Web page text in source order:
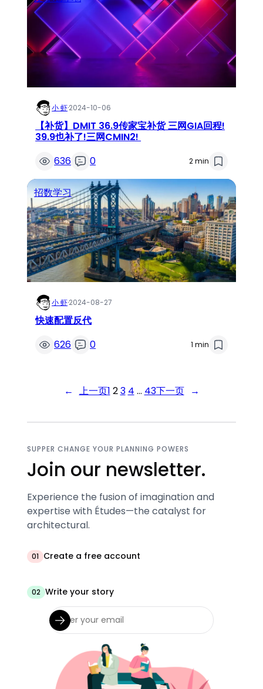
小 虾·2024-10-06
【补货】DMIT 36.9传家宝补货 三网GIA回程!
39.9也补了!三网CMIN2!
636
0 2 min
招数学习
小 虾·2024-08-27
快速配置反代
626
0 1 min
← 上一页1 23 4 … 43下一页 →
SUPPER CHANGE YOUR PLANNING POWERS
Join our newsletter.
Experience the fusion of imagination and
expertise with Études—the catalyst for
architectural.
01 Create a free account
02 Write your story